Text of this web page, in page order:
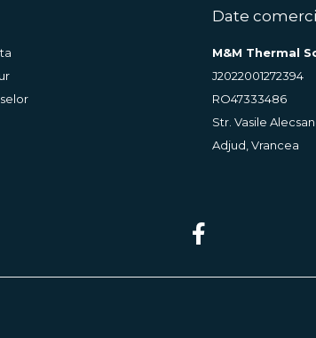
Date
M&M Thermal
J2022001272394
RO47333486
Str. Vasile
Adjud, Vrancea